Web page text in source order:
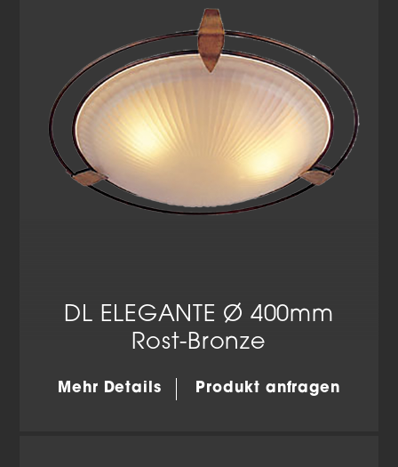
DL ELEGANTE Ø 400mm
Rost-Bronze
Mehr Details Produkt anfragen
Datenschutzerklärung